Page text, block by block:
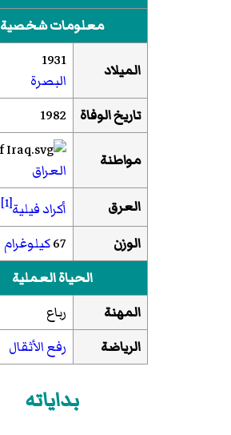
معلومات شخصية
الميلاد
1931
البصرة
تاريخ الوفاة
1982
مواطنة
العراق
العرق
أكراد فيلية[1]
الوزن 67كيلوغرام
الحياة العملية
المهنة
رباع
الرياضة
رفع الأثقال
بداياته